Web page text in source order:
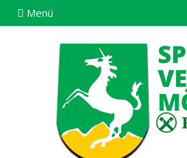
Menü